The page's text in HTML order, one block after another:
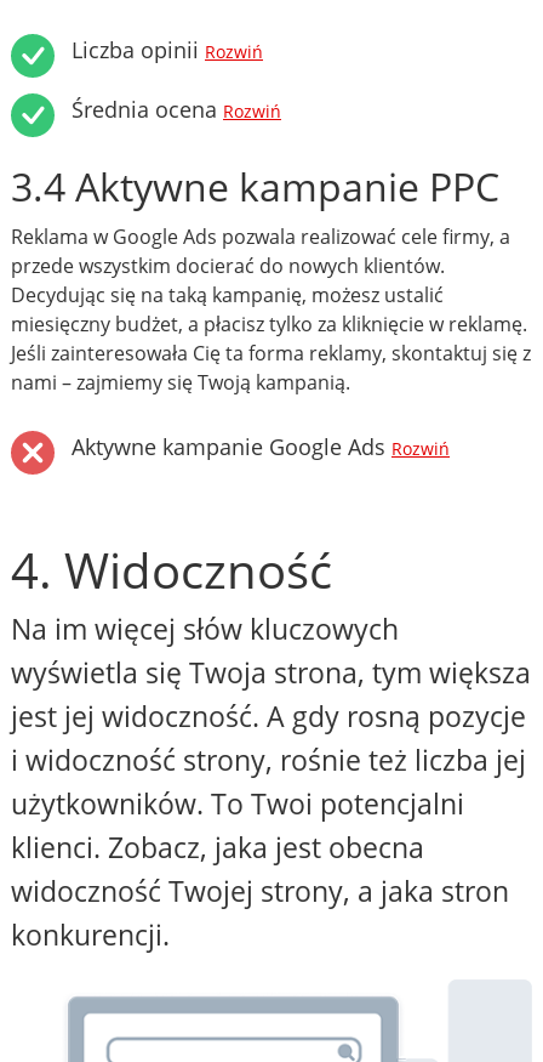
Liczba opinii Rozwiń
Średnia ocena Rozwiń
3.4 Aktywne kampanie PPC
Reklama w Google Ads pozwala realizować cele firmy, a
przede wszystkim docierać do nowych klientów.
Decydując się na taką kampanię, możesz ustalić
miesięczny budżet, a płacisz tylko za kliknięcie w reklamę.
Jeśli zainteresowała Cię ta forma reklamy, skontaktuj się z
nami – zajmiemy się Twoją kampanią.
Aktywne kampanie Google Ads Rozwiń
4. Widoczność
Na im więcej słów kluczowych
wyświetla się Twoja strona, tym większa
jest jej widoczność. A gdy rosną pozycje
i widoczność strony, rośnie też liczba jej
użytkowników. To Twoi potencjalni
klienci. Zobacz, jaka jest obecna
widoczność Twojej strony, a jaka stron
konkurencji.